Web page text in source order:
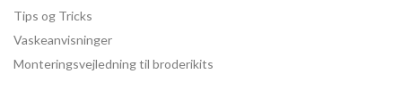
Tips og Tricks
Vaskeanvisninger
Monteringsvejledning til broderikits